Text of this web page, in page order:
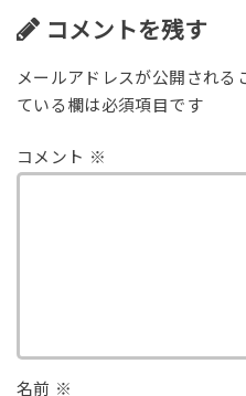
コメントを残す
メールアドレスが公開される
ている欄は必須項目です
コメント ※
名前 ※